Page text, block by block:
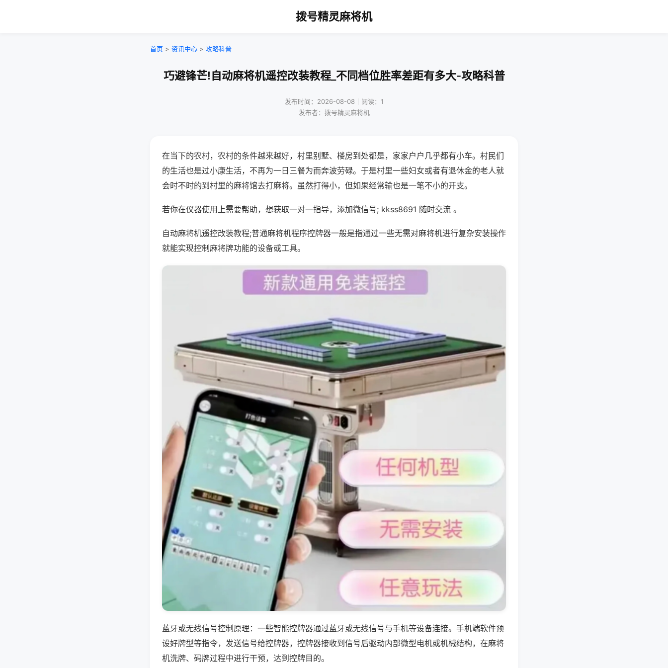
拨号精灵麻将机
首页 > 资讯中心 > 攻略科普
巧避锋芒!自动麻将机遥控改装教程_不同档位胜率差距有多大-攻略科普
发布时间：2026-08-08｜阅读：1
发布者：拨号精灵麻将机
在当下的农村，农村的条件越来越好，村里别墅、楼房到处都是，家家户户几乎都有小车。村民们
的生活也是过小康生活，不再为一日三餐为而奔波劳碌。于是村里一些妇女或者有退休金的老人就
会时不时的到村里的麻将馆去打麻将。虽然打得小，但如果经常输也是一笔不小的开支。
若你在仪器使用上需要帮助，想获取一对一指导，添加微信号; kkss8691 随时交流 。
自动麻将机遥控改装教程;普通麻将机程序控牌器一般是指通过一些无需对麻将机进行复杂安装操作
就能实现控制麻将牌功能的设备或工具。
蓝牙或无线信号控制原理：一些智能控牌器通过蓝牙或无线信号与手机等设备连接。手机端软件预
设好牌型等指令，发送信号给控牌器，控牌器接收到信号后驱动内部微型电机或机械结构，在麻将
机洗牌、码牌过程中进行干预，达到控牌目的。